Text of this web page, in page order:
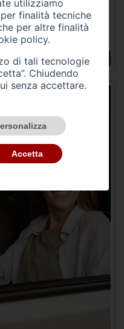
in carico la richiesta.
garantirti il meglio in
utilizziamo
finalità tecniche
per altre finalità
policy.
di tali tecnologie
Chiudendo
senza accettare.
Accetta